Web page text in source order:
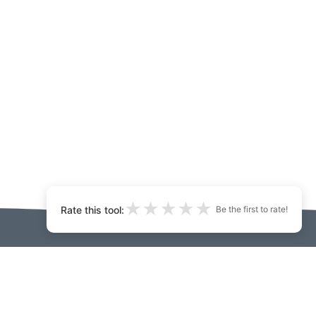
Rate this tool: ★ ★ ★ ★ ★ Be the first to rate!